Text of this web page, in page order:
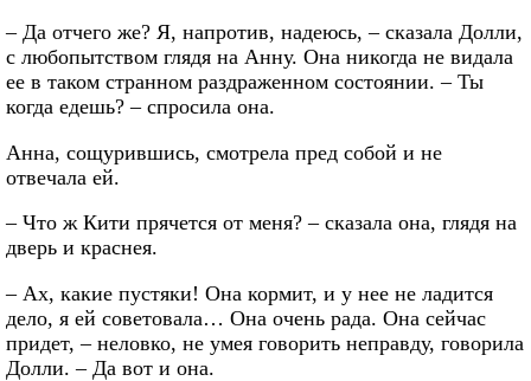
– Да отчего же? Я, напротив, надеюсь, – сказала Долли,
с любопытством глядя на Анну. Она никогда не видала
ее в таком странном раздраженном состоянии. – Ты
когда едешь? – спросила она.
Анна, сощурившись, смотрела пред собой и не
отвечала ей.
– Что ж Кити прячется от меня? – сказала она, глядя на
дверь и краснея.
– Ах, какие пустяки! Она кормит, и у нее не ладится
дело, я ей советовала… Она очень рада. Она сейчас
придет, – неловко, не умея говорить неправду, говорила
Долли. – Да вот и она.